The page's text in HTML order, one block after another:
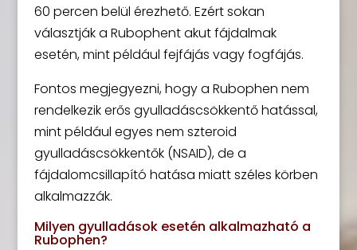
60 percen belül érezhető. Ezért sokan
választják a Rubophent akut fájdalmak
esetén, mint például fejfájás vagy fogfájás.
Fontos megjegyezni, hogy a Rubophen nem
rendelkezik erős gyulladáscsökkentő hatással,
mint például egyes nem szteroid
gyulladáscsökkentők (NSAID), de a
fájdalomcsillapító hatása miatt széles körben
alkalmazzák.
Milyen gyulladások esetén alkalmazható a
Rubophen?